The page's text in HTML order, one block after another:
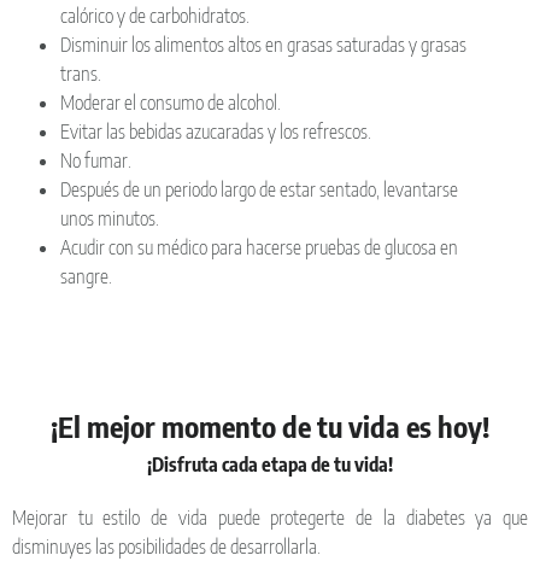
calórico y de carbohidratos.
Disminuir los alimentos altos en grasas saturadas y grasas
trans.
Moderar el consumo de alcohol.
Evitar las bebidas azucaradas y los refrescos.
No fumar.
Después de un periodo largo de estar sentado, levantarse
unos minutos.
Acudir con su médico para hacerse pruebas de glucosa en
sangre.
¡El mejor momento de tu vida es hoy!
¡Disfruta cada etapa de tu vida!
Mejorar tu estilo de vida puede protegerte de la diabetes ya que
disminuyes las posibilidades de desarrollarla.